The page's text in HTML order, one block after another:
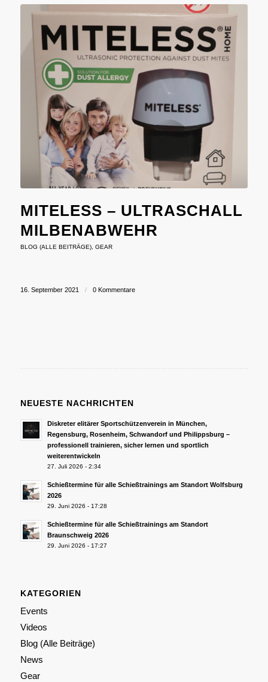
MITELESS – ULTRASCHALL
MILBENABWEHR
BLOG (ALLE BEITRÄGE), GEAR
16. September 2021 / 0 Kommentare
NEUESTE NACHRICHTEN
Diskreter elitärer Sportschützenverein in München,
Regensburg, Rosenheim, Schwandorf und Philippsburg –
professionell trainieren, sicher lernen und sportlich
weiterentwickeln
27. Juli 2026 - 2:34
Schießtermine für alle Schießtrainings am Standort Wolfsburg
2026
29. Juni 2026 - 17:28
Schießtermine für alle Schießtrainings am Standort
Braunschweig 2026
29. Juni 2026 - 17:27
KATEGORIEN
Events
Videos
Blog (Alle Beiträge)
News
Gear